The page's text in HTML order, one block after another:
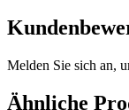
Melden Sie sich an,
Ähnliche